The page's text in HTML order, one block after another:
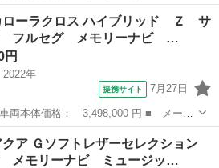
アクア ■ グレード名： Ｇソフトレ
メモリーナビ ミュージックプレイヤ
ローラクロス ハイブリッド Ｚ サ
フルセグ メモリーナビ …
円
2022年
提携サイト 7月27日
カローラクロス ■ グレード名： ハ
フルセグ メモリーナビ ミュージッ
クア Ｇソフトレザーセレクション
メモリーナビ ミュージッ…